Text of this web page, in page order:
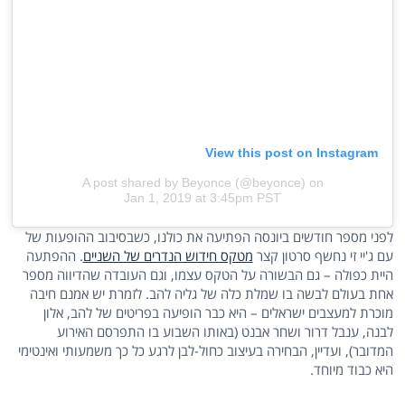
View this post on Instagram
A post shared by Beyonce (@beyonce) on
Jan 1, 2019 at 3:45pm PST
לפני מספר חודשים ביונסה הפתיעה את כולנו, כשבסיבוב ההופעות של
עם ג'יי זי נחשף סרטון קצר מטקס חידוש הנדרים של השניים. ההפתעה
היית כפולה – גם הבשורה על הטקס עצמו, וגם העובדה שהדיווה מספר
אחת בעולם לבשה בו שמלת כלה של גליה להב. לזמרת יש אמנם חיבה
מוכרת למעצבים ישראלים – היא כבר הופיעה בפריטים של להב, אלון
לבנה, ענבל דרור ושחר אבנט (באותו השבוע בו התפרסם האירוע
המדובר), ועדיין, הבחירה בעיצוב כחול-לבן לרגע כל כך משמעותי ואינטימי
היא כבוד מיוחד.